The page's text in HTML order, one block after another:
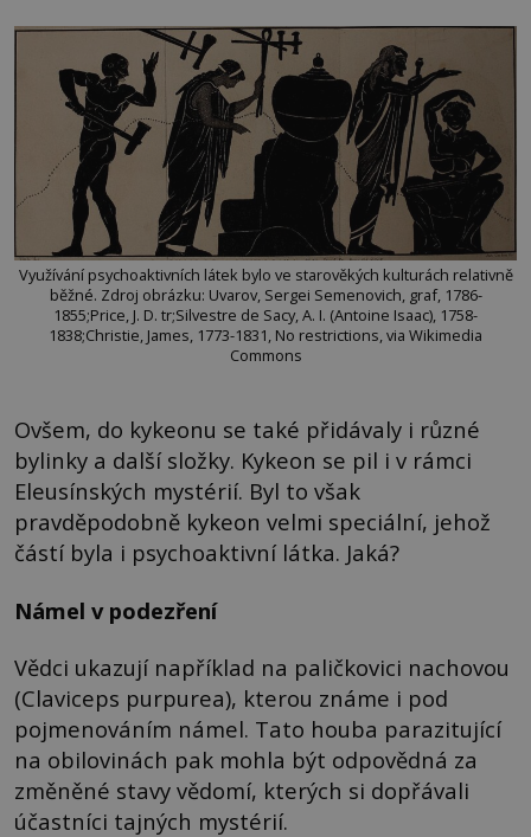
Využívání psychoaktivních látek bylo ve starověkých kulturách relativně
běžné. Zdroj obrázku: Uvarov, Sergei Semenovich, graf, 1786-
1855;Price, J. D. tr;Silvestre de Sacy, A. I. (Antoine Isaac), 1758-
1838;Christie, James, 1773-1831, No restrictions, via Wikimedia
Commons
Ovšem, do kykeonu se také přidávaly i různé
bylinky a další složky. Kykeon se pil i v rámci
Eleusínských mystérií. Byl to však
pravděpodobně kykeon velmi speciální, jehož
částí byla i psychoaktivní látka. Jaká?
Námel v podezření
Vědci ukazují například na paličkovici nachovou
(Claviceps purpurea), kterou známe i pod
pojmenováním námel. Tato houba parazitující
na obilovinách pak mohla být odpovědná za
změněné stavy vědomí, kterých si dopřávali
účastníci tajných mystérií.